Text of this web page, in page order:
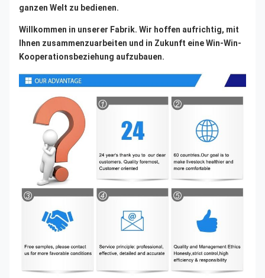
ganzen Welt zu bedienen.
Willkommen in unserer Fabrik. Wir hoffen aufrichtig, mit
Ihnen zusammenzuarbeiten und in Zukunft eine Win-Win-
Kooperationsbeziehung aufzubauen.